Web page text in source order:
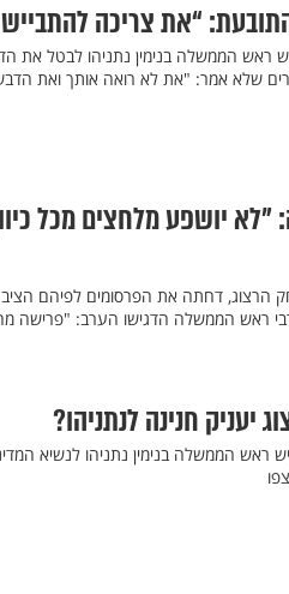
“את צריכה
עדותו בתיק 4000 ביקש ראש הממשלה בנימין
שלא אמר: "את לא רואה אותך ואת
יושפע מלחצים מכל
הרצוג, דחתה את הפרסומים לפיהם
ראש הממשלה הדגישו הערב: "פרישה
יעניק חנינה לנתניהו?
ראש הממשלה בנימין נתניהו לנשיא